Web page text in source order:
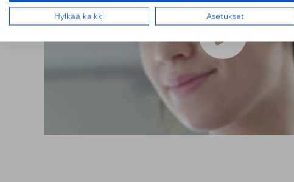
Hylkää kaikki Asetukset